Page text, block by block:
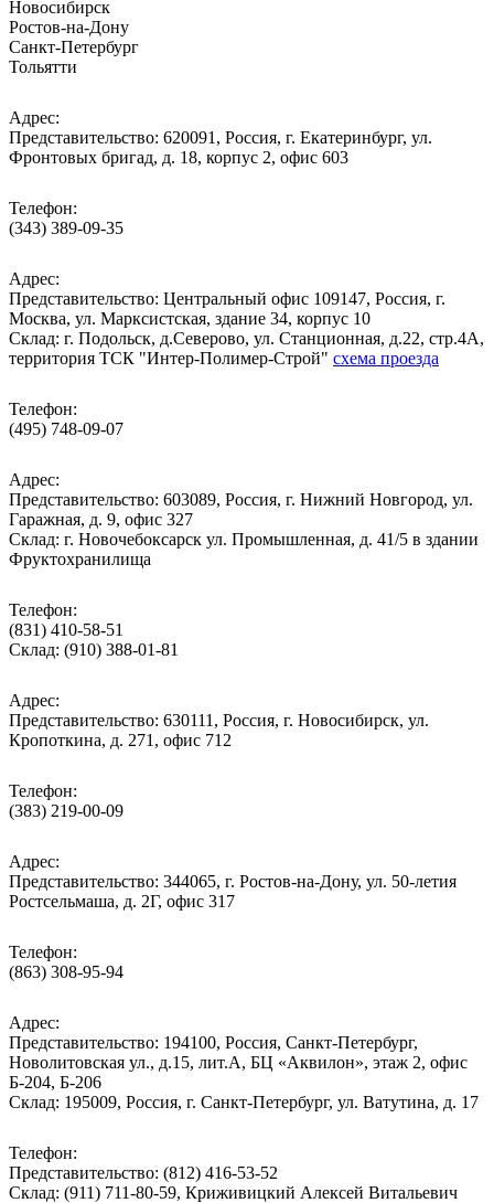
Новосибирск
Ростов-на-Дону
Санкт-Петербург
Тольятти
Адрес:
Представительство: 620091, Россия, г. Екатеринбург, ул.
Фронтовых бригад, д. 18, корпус 2, офис 603
Телефон:
(343) 389-09-35
Адрес:
Представительство: Центральный офис 109147, Россия, г.
Москва, ул. Марксистская, здание 34, корпус 10
Cклад: г. Подольск, д.Северово, ул. Станционная, д.22, стр.4А,
территория ТСК "Интер-Полимер-Строй" схема проезда
Телефон:
(495) 748-09-07
Адрес:
Представительство: 603089, Россия, г. Нижний Новгород, ул.
Гаражная, д. 9, офис 327
Склад: г. Новочебоксарск ул. Промышленная, д. 41/5 в здании
Фруктохранилища
Телефон:
(831) 410-58-51
Склад: (910) 388-01-81
Адрес:
Представительство: 630111, Россия, г. Новосибирск, ул.
Кропоткина, д. 271, офис 712
Телефон:
(383) 219-00-09
Адрес:
Представительство: 344065, г. Ростов-на-Дону, ул. 50-летия
Ростсельмаша, д. 2Г, офис 317
Телефон:
(863) 308-95-94
Адрес:
Представительство: 194100, Россия, Санкт-Петербург,
Новолитовская ул., д.15, лит.А, БЦ «Аквилон», этаж 2, офис
Б-204, Б-206
Склад: 195009, Россия, г. Санкт-Петербург, ул. Ватутина, д. 17
Телефон:
Представительство: (812) 416-53-52
Склад: (911) 711-80-59, Криживицкий Алексей Витальевич